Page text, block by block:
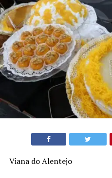
Viana do Alentejo